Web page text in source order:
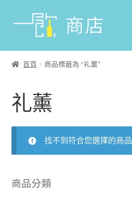
首頁
香檳/氣泡酒
威士忌
烈酒/利口酒/調酒
日本酒
首頁 商品標籤為 “礼薰”
礼薰
找不到符合您選擇的商品
商品分類